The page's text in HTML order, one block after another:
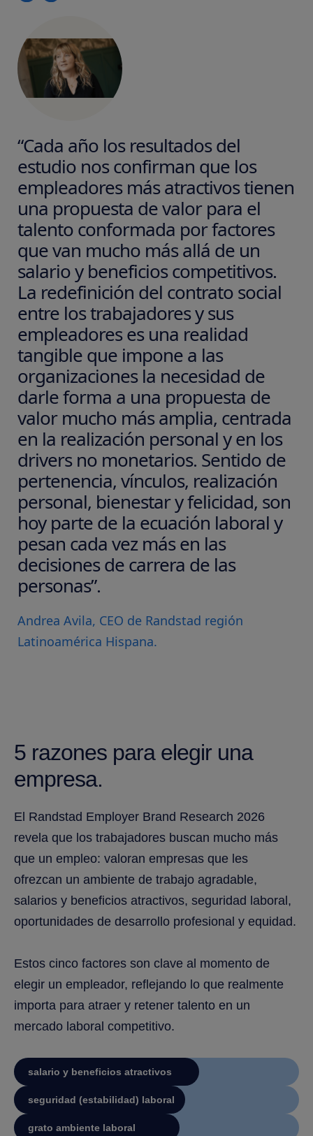
“Cada año los resultados del
estudio nos confirman que los
empleadores más atractivos tienen
una propuesta de valor para el
talento conformada por factores
que van mucho más allá de un
salario y beneficios competitivos.
La redefinición del contrato social
entre los trabajadores y sus
empleadores es una realidad
tangible que impone a las
organizaciones la necesidad de
darle forma a una propuesta de
valor mucho más amplia, centrada
en la realización personal y en los
drivers no monetarios. Sentido de
pertenencia, vínculos, realización
personal, bienestar y felicidad, son
hoy parte de la ecuación laboral y
pesan cada vez más en las
decisiones de carrera de las
personas”.
Andrea Avila, CEO de Randstad región
Latinoamérica Hispana.
5 razones para elegir una
empresa.
El Randstad Employer Brand Research 2026
revela que los trabajadores buscan mucho más
que un empleo: valoran empresas que les
ofrezcan un ambiente de trabajo agradable,
salarios y beneficios atractivos, seguridad laboral,
oportunidades de desarrollo profesional y equidad.
Estos cinco factores son clave al momento de
elegir un empleador, reflejando lo que realmente
importa para atraer y retener talento en un
mercado laboral competitivo.
salario y beneficios atractivos
seguridad (estabilidad) laboral
grato ambiente laboral